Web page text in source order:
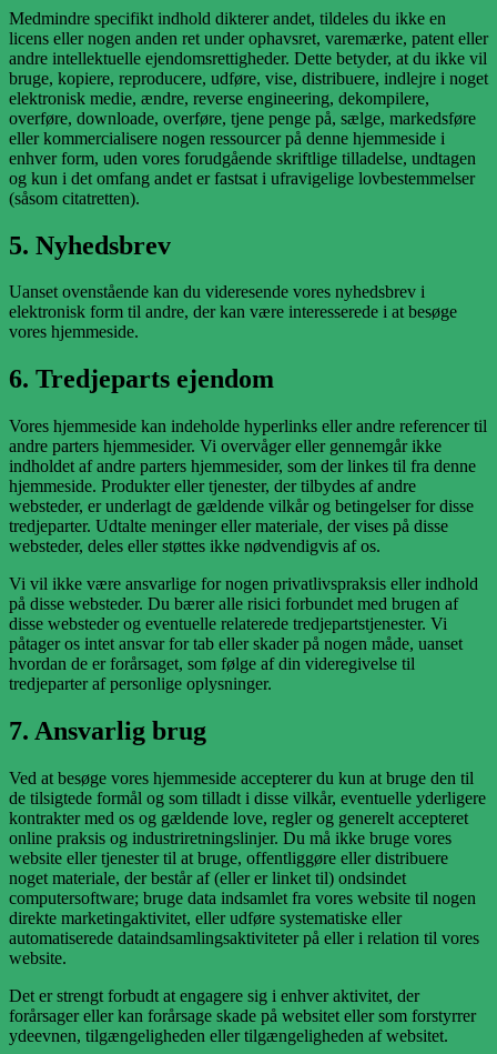
Medmindre specifikt indhold dikterer andet, tildeles du ikke en
licens eller nogen anden ret under ophavsret, varemærke, patent eller
andre intellektuelle ejendomsrettigheder. Dette betyder, at du ikke vil
bruge, kopiere, reproducere, udføre, vise, distribuere, indlejre i noget
elektronisk medie, ændre, reverse engineering, dekompilere,
overføre, downloade, overføre, tjene penge på, sælge, markedsføre
eller kommercialisere nogen ressourcer på denne hjemmeside i
enhver form, uden vores forudgående skriftlige tilladelse, undtagen
og kun i det omfang andet er fastsat i ufravigelige lovbestemmelser
(såsom citatretten).
5. Nyhedsbrev
Uanset ovenstående kan du videresende vores nyhedsbrev i
elektronisk form til andre, der kan være interesserede i at besøge
vores hjemmeside.
6. Tredjeparts ejendom
Vores hjemmeside kan indeholde hyperlinks eller andre referencer til
andre parters hjemmesider. Vi overvåger eller gennemgår ikke
indholdet af andre parters hjemmesider, som der linkes til fra denne
hjemmeside. Produkter eller tjenester, der tilbydes af andre
websteder, er underlagt de gældende vilkår og betingelser for disse
tredjeparter. Udtalte meninger eller materiale, der vises på disse
websteder, deles eller støttes ikke nødvendigvis af os.
Vi vil ikke være ansvarlige for nogen privatlivspraksis eller indhold
på disse websteder. Du bærer alle risici forbundet med brugen af
disse websteder og eventuelle relaterede tredjepartstjenester. Vi
påtager os intet ansvar for tab eller skader på nogen måde, uanset
hvordan de er forårsaget, som følge af din videregivelse til
tredjeparter af personlige oplysninger.
7. Ansvarlig brug
Ved at besøge vores hjemmeside accepterer du kun at bruge den til
de tilsigtede formål og som tilladt i disse vilkår, eventuelle yderligere
kontrakter med os og gældende love, regler og generelt accepteret
online praksis og industriretningslinjer. Du må ikke bruge vores
website eller tjenester til at bruge, offentliggøre eller distribuere
noget materiale, der består af (eller er linket til) ondsindet
computersoftware; bruge data indsamlet fra vores website til nogen
direkte marketingaktivitet, eller udføre systematiske eller
automatiserede dataindsamlingsaktiviteter på eller i relation til vores
website.
Det er strengt forbudt at engagere sig i enhver aktivitet, der
forårsager eller kan forårsage skade på websitet eller som forstyrrer
ydeevnen, tilgængeligheden eller tilgængeligheden af websitet.